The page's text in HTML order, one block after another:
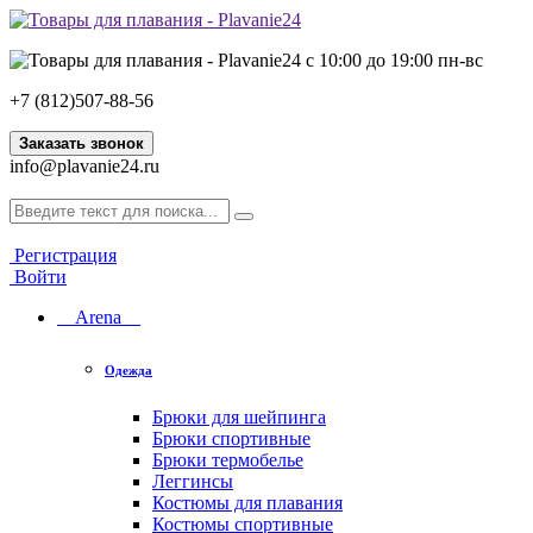
с 10:00 до 19:00 пн-вс
+7 (812)507-88-56
Заказать звонок
info@plavanie24.ru
Регистрация
Войти
Arena
Одежда
Брюки для шейпинга
Брюки спортивные
Брюки термобелье
Леггинсы
Костюмы для плавания
Костюмы спортивные